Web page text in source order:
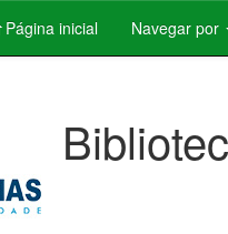
Página inicial Navegar por